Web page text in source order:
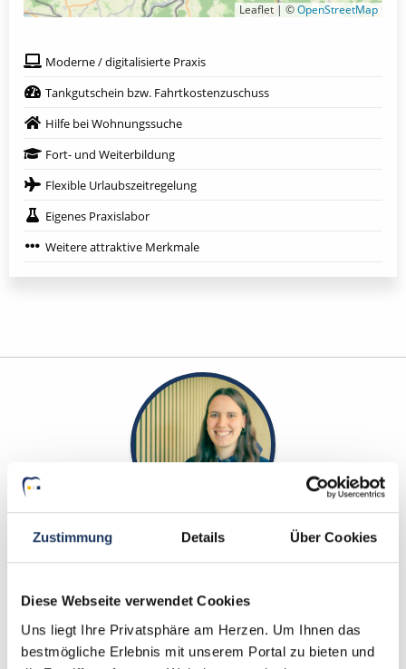
Zustimmung Details Über Cookies
Diese Webseite verwendet Cookies
Uns liegt Ihre Privatsphäre am Herzen. Um Ihnen das
bestmögliche Erlebnis mit unserem Portal zu bieten und
Leaflet | ©OpenStreetMap
Moderne / digitalisierte Praxis
Tankgutschein bzw. Fahrtkostenzuschuss
Hilfe bei Wohnungssuche
Fort- und Weiterbildung
Flexible Urlaubszeitregelung
Eigenes Praxislabor
Weitere attraktive Merkmale
Yanina Weilemann
Zahnarztpraxis für Ihren nächsten Karriereschritt zu
finden. Bei Fragen rund um Ihre Bewerbung oder